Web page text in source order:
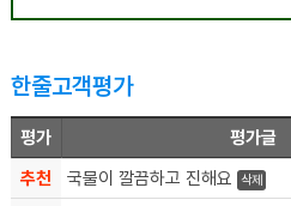
한줄고객평가
평가 평가글
추천
국물이 깔끔하고 진해요 삭제